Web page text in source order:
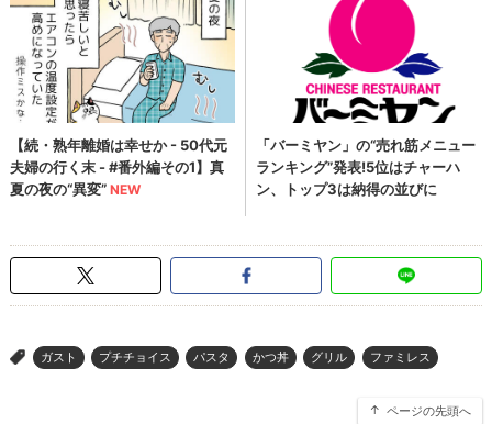
> ガスト プチチョイス パスタ かつ丼 グリル ファミレス
ページの先頭へ